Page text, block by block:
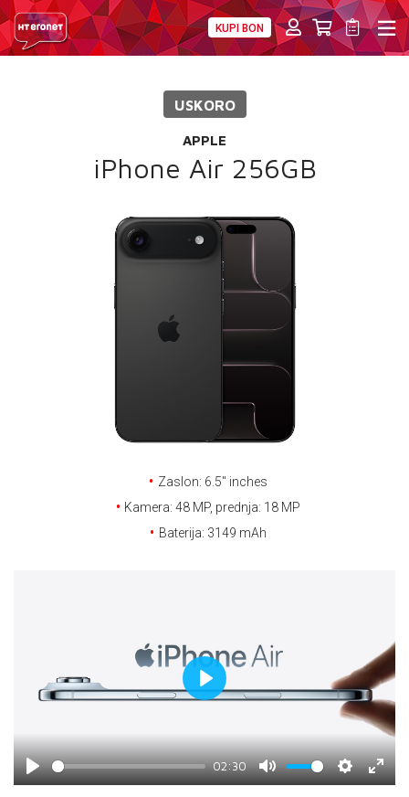
KUPI BON
PRIJENOS BROJA
TELEFONSKI IMENIK
USKORO
APPLE
iPhone Air 256GB
Zaslon: 6.5'' inches
Kamera: 48 MP, prednja: 18 MP
Baterija: 3149 mAh
Play
02:30
Mute Settings
Enter
Play